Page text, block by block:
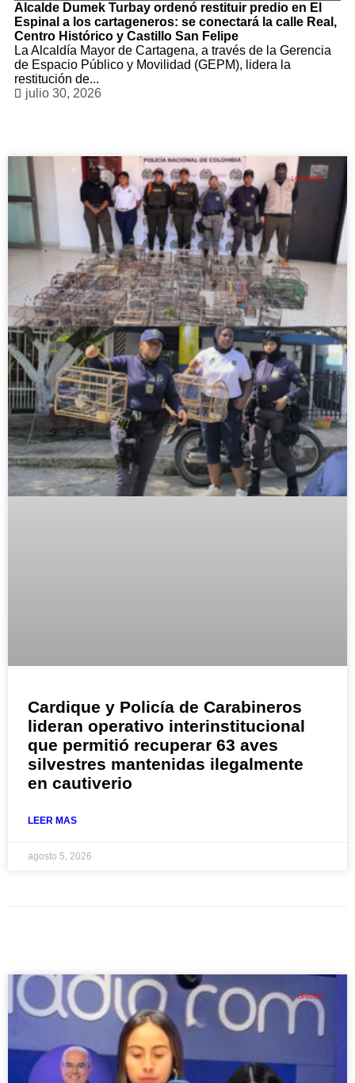
Alcalde Dumek Turbay ordenó restituir predio en El
Espinal a los cartageneros: se conectará la calle Real,
Centro Histórico y Castillo San Felipe
La Alcaldía Mayor de Cartagena, a través de la Gerencia
de Espacio Público y Movilidad (GEPM), lidera la
restitución de...
julio 30, 2026
LO BUENO
Cardique y Policía de Carabineros
lideran operativo interinstitucional
que permitió recuperar 63 aves
silvestres mantenidas ilegalmente
en cautiverio
LEER MAS
agosto 5, 2026
OPINIÓN